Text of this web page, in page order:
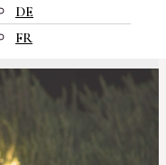
DE
FR